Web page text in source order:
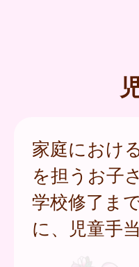
家庭におけ
を担うお子
学校修了ま
に、児童手